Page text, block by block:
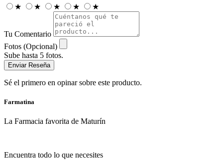
★
★ ★ ★ ★
Tu Comentario
Fotos (Opcional)
Sube hasta 5 fotos.
Enviar Reseña
Sé el primero en opinar sobre este producto.
Farmatina
La Farmacia favorita de Maturín
Encuentra todo lo que necesites